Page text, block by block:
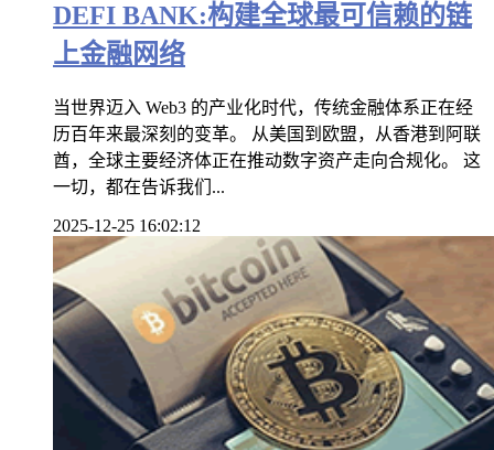
DEFI BANK:构建全球最可信赖的链
上金融网络
当世界迈入 Web3 的产业化时代，传统金融体系正在经
历百年来最深刻的变革。 从美国到欧盟，从香港到阿联
酋，全球主要经济体正在推动数字资产走向合规化。 这
一切，都在告诉我们...
2025-12-25 16:02:12